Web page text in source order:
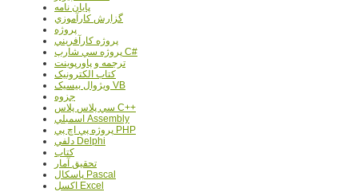
پایان نامه
گزارش کارآموزي
پروژه
پروژه کارآفريني
پروژه سي شارپ C#
ترجمه و پاورپوينت
کتاب الکترونيک
ويژوال بيسيک VB
جزوه
سي پلاس پلاس C++
اسمبلي Assembly
پروژه پي اچ پي PHP
دلفي Delphi
کتاب
تحقيق آمار
پاسکال Pascal
اکسل Excel